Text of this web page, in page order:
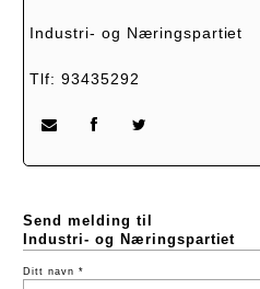
Industri- og Næringspartiet
Tlf: 93435292
Send melding til
Industri- og Næringspartiet
Ditt navn *